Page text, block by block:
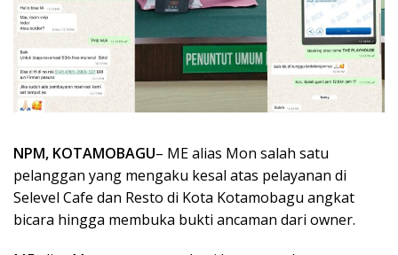
NPM, KOTAMOBAGU– ME alias Mon salah satu
pelanggan yang mengaku kesal atas pelayanan di
Selevel Cafe dan Resto di Kota Kotamobagu angkat
bicara hingga membuka bukti ancaman dari owner.